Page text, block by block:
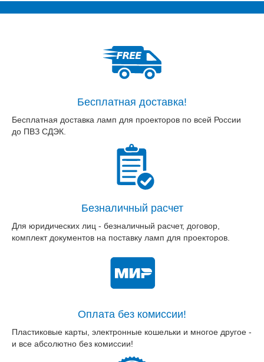
Бесплатная доставка!
Бесплатная доставка ламп для проекторов по всей России
до ПВЗ СДЭК.
Безналичный расчет
Для юридических лиц - безналичный расчет, договор,
комплект документов на поставку ламп для проекторов.
Оплата без комиссии!
Пластиковые карты, электронные кошельки и многое другое -
и все абсолютно без комиссии!